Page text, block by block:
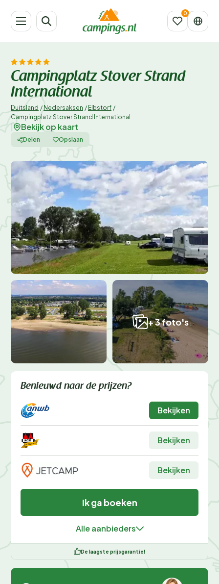
Campingplatz Stover Strand
International
Duitsland / Nedersaksen / Elbstorf /
Campingplatz Stover Strand International
Bekijk op kaart
Delen Opslaan
+ 3 foto's
Benieuwd naar de prijzen?
Bekijken
Bekijken
Bekijken
Ik ga boeken
Alle aanbieders
De laagste prijsgarantie!